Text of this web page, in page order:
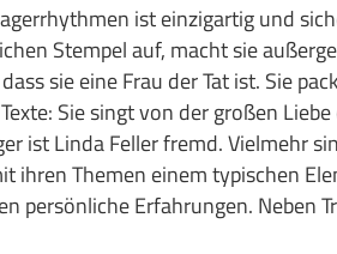
ist einzigartig und
Stempel auf, macht sie
sie eine Frau der Tat ist. Sie
Sie singt von der großen
ist Linda Feller fremd. Vielmehr
ihren Themen einem typischen
persönliche Erfahrungen. Neben